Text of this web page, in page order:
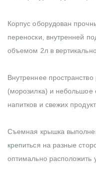
Корпус оборудован
переноски, внутренней
объемом 2л в
Внутреннее
(морозилка) и небольшое
напитков и свежих
Съемная крышка
крепиться на разные
оптимально расположить